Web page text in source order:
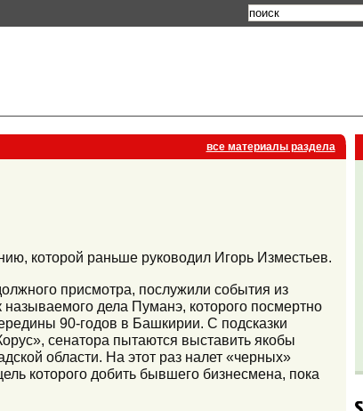
все материалы раздела
которой раньше руководил Игорь Изместьев.
присмотра, послужили события из
дела Пуманэ, которого посмертно
90-годов в Башкирии. С подсказки
сенатора пытаются выставить якобы
области. На этот раз налет «черных»
которого добить бывшего бизнесмена, пока